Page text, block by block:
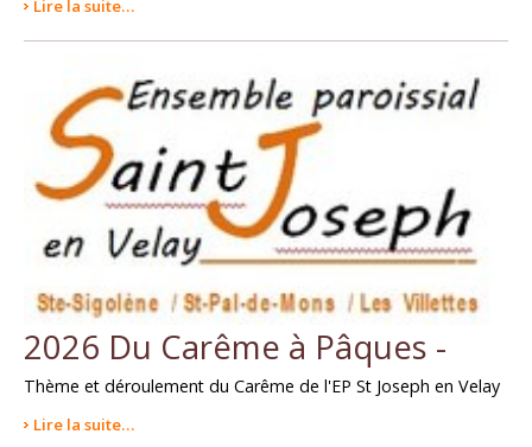
Lire la suite…
2026 Du Carême à Pâques -
Thème et déroulement du Carême de l'EP St Joseph en Velay
Lire la suite…